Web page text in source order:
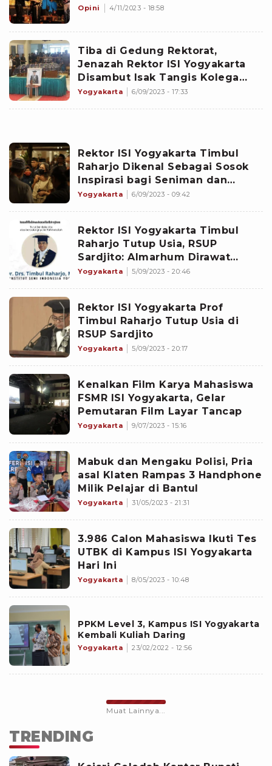
Opini 4/11/2023 - 18:58
Tiba di Gedung Rektorat,
Jenazah Rektor ISI Yogyakarta
Disambut Isak Tangis Kolega
dan Mahasiswa
Yogyakarta 6/09/2023 - 17:33
Rektor ISI Yogyakarta Timbul
Raharjo Dikenal Sebagai Sosok
Inspirasi bagi Seniman dan
Ekonomi Kreatif
Yogyakarta 6/09/2023 - 09:42
Rektor ISI Yogyakarta Timbul
Raharjo Tutup Usia, RSUP
Sardjito: Almarhum Dirawat
Sejak 2 September 2023.
Yogyakarta 5/09/2023 - 20:46
Rektor ISI Yogyakarta Prof
Timbul Raharjo Tutup Usia di
RSUP Sardjito
Yogyakarta 5/09/2023 - 20:17
Kenalkan Film Karya Mahasiswa
FSMR ISI Yogyakarta, Gelar
Pemutaran Film Layar Tancap
Yogyakarta 9/07/2023 - 15:16
Mabuk dan Mengaku Polisi, Pria
asal Klaten Rampas 3 Handphone
Milik Pelajar di Bantul
Yogyakarta 31/05/2023 - 21:31
3.986 Calon Mahasiswa Ikuti Tes
UTBK di Kampus ISI Yogyakarta
Hari Ini
Yogyakarta 8/05/2023 - 10:48
PPKM Level 3, Kampus ISI Yogyakarta
Kembali Kuliah Daring
Yogyakarta 23/02/2022 - 12:56
Muat Lainnya...
TRENDING